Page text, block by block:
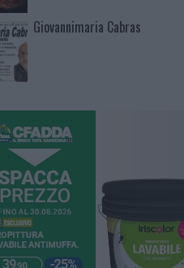
Giovannimaria Cabras